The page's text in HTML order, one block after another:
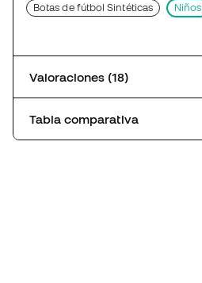
Botas de fútbol Sintéticas Niños
Valoraciones (18)
Tabla comparativa